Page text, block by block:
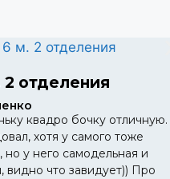
отделения
квадро бочку отличную.
хотя у самого тоже
у него самодельная и
видно что завидует)) Про